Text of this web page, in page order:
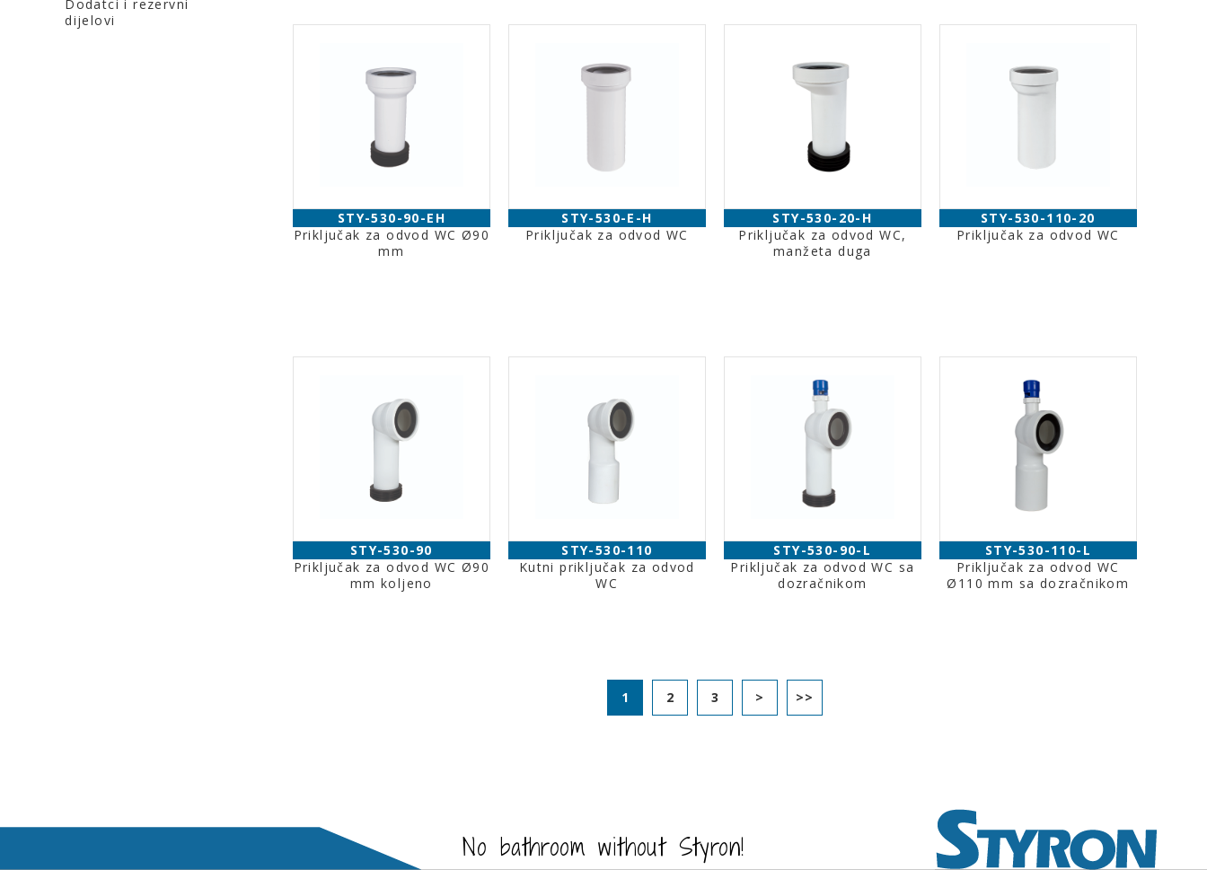
Dodatci i rezervni
dijelovi
STY-530-90-EH
Priključak za odvod WC Ø90
mm
STY-530-E-H
Priključak za odvod WC
STY-530-20-H
Priključak za odvod WC,
manžeta duga
STY-530-110-20
Priključak za odvod WC
STY-530-90
Priključak za odvod WC Ø90
mm koljeno
STY-530-110
Kutni priključak za odvod
WC
STY-530-90-L
Priključak za odvod WC sa
dozračnikom
STY-530-110-L
Priključak za odvod WC
Ø110 mm sa dozračnikom
1 2 3 > >>
No bathroom without Styron!